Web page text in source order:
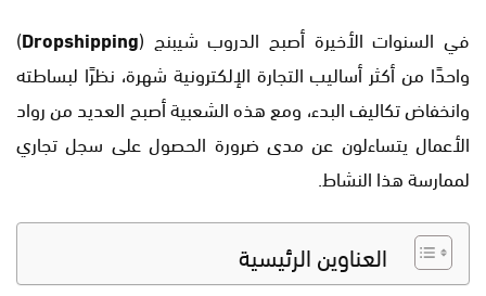
في السنوات الأخيرة أصبح الدروب شيبنج (Dropshipping
)
واحدًا من أكثر أساليب التجارة الإلكترونية شهرة، نظرًا لبساطته
وانخفاض تكاليف البدء، ومع هذه الشعبية أصبح العديد من رواد
الأعمال يتساءلون عن مدى ضرورة الحصول على سجل تجاري
لممارسة هذا النشاط.
العناوين الرئيسية